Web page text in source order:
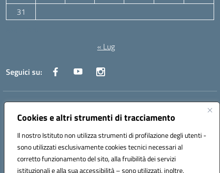
Cookies e altri strumenti di tracciamento
Il nostro Istituto non utilizza strumenti di profilazione degli utenti -
sono utilizzati esclusivamente cookies tecnici necessari al
corretto funzionamento del sito, alla fruibilità dei servizi
istituzionali e alla sua accessibilità – sono utilizzati, inoltre,
31
« Lug
Seguici su:
Indirizzo:Via Canale 1, Ancona
Centralino:071 204723 Email:anpc010006@istruzione.it
Codice fiscale: 93020970427
Codice meccanografico:
ANPC010006
Codice unico di fatturazione (CUF): UFBE6V